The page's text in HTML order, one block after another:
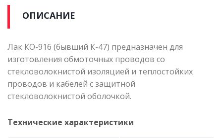
ОПИСАНИЕ
Лак КО-916 (бывший К-47) предназначен для
изготовления обмоточных проводов со
стекловолокнистой изоляцией и теплостойких
проводов и кабелей с защитной
стекловолокнистой оболочкой.
Технические характеристики